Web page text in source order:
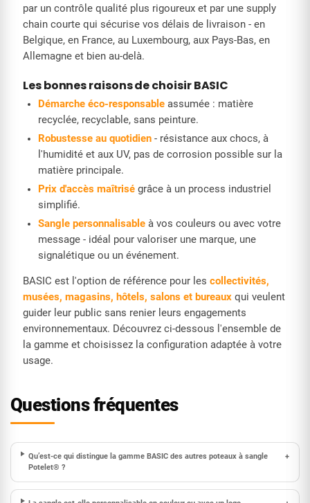
par un contrôle qualité plus rigoureux et par une supply
chain courte qui sécurise vos délais de livraison - en
Belgique, en France, au Luxembourg, aux Pays-Bas, en
Allemagne et bien au-delà.
Les bonnes raisons de choisir BASIC
Démarche éco-responsable assumée : matière
recyclée, recyclable, sans peinture.
Robustesse au quotidien - résistance aux chocs, à
l'humidité et aux UV, pas de corrosion possible sur la
matière principale.
Prix d'accès maîtrisé grâce à un process industriel
simplifié.
Sangle personnalisable à vos couleurs ou avec votre
message - idéal pour valoriser une marque, une
signalétique ou un événement.
BASIC est l'option de référence pour les collectivités,
musées, magasins, hôtels, salons et bureaux qui veulent
guider leur public sans renier leurs engagements
environnementaux. Découvrez ci-dessous l'ensemble de
la gamme et choisissez la configuration adaptée à votre
usage.
Questions fréquentes
Qu’est-ce qui distingue la gamme BASIC des autres poteaux à sangle
Potelet® ?
+